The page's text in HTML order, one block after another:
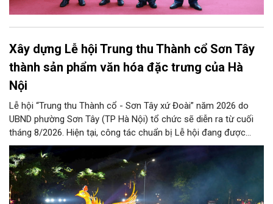
Xây dựng Lễ hội Trung thu Thành cổ Sơn Tây
thành sản phẩm văn hóa đặc trưng của Hà
Nội
Lễ hội “Trung thu Thành cổ - Sơn Tây xứ Đoài” năm 2026 do
UBND phường Sơn Tây (TP Hà Nội) tổ chức sẽ diễn ra từ cuối
tháng 8/2026. Hiện tại, công tác chuẩn bị Lễ hội đang được
chính quyền phường Sơn Tây cùng các phòng, ban, ngành, đơn
vị và 25 tổ dân phố khẩn trương triển khai, tạo khí thế sôi nổi,
sẵn sàng mang đến cho Nhân dân và du khách một mùa Trung
thu quy mô, đặc sắc và giàu bản sắc văn hóa xứ Đoài.